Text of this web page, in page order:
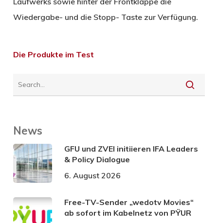
Wiedergabe- und die Stopp- Taste zur Verfügung.
Die Produkte im Test
News
GFU und ZVEI initiieren IFA Leaders
& Policy Dialogue
6. August 2026
Free-TV-Sender „wedotv Movies“
ab sofort im Kabelnetz von PŸUR